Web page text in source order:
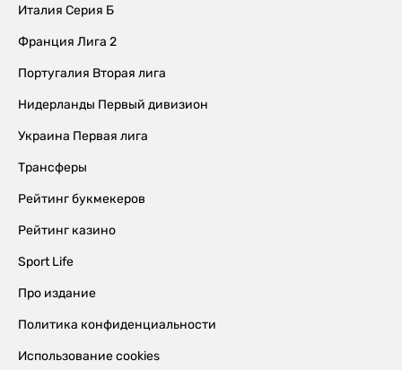
Италия Серия Б
Франция Лига 2
Португалия Вторая лига
Нидерланды Первый дивизион
Украина Первая лига
Трансферы
Рейтинг букмекеров
Рейтинг казино
Sport Life
Про издание
Политика конфиденциальности
Использование cookies